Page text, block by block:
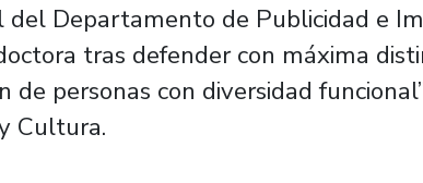
Departamento de Publicidad e
tras defender con máxima
personas con diversidad
Cultura.